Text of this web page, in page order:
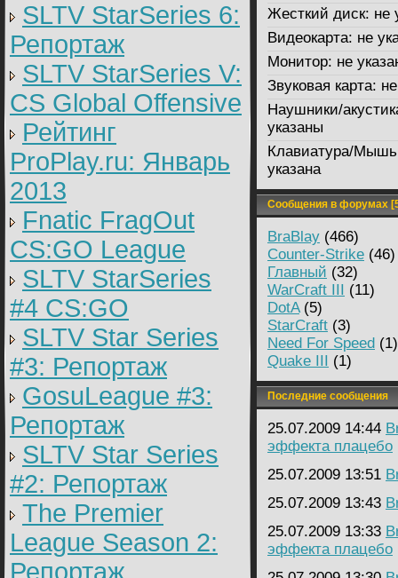
SLTV StarSeries 6:
Репортаж
SLTV StarSeries V:
CS Global Offensive
Рейтинг
ProPlay.ru: Январь
2013
Fnatic FragOut
CS:GO League
SLTV StarSeries
#4 CS:GO
SLTV Star Series
#3: Репортаж
GosuLeague #3:
Репортаж
SLTV Star Series
#2: Репортаж
The Premier
League Season 2:
Репортаж
Жесткий диск: не
Видеокарта: не
Монитор: не
Звуковая карта:
Наушники/
указаны
Клавиатура/
указана
Сообщения в форумах
BraBlay (466)
Counter-Strike (46)
Главный (32)
WarCraft III (11)
DotA(5)
StarCraft (3)
Need For Speed (1)
Quake III (1)
Последние сообщения
25.07.2009 14:44
эффекта плацебо
25.07.2009 13:51
25.07.2009 13:43
25.07.2009 13:33
эффекта плацебо